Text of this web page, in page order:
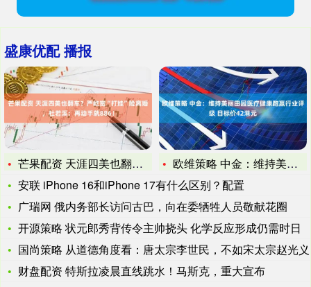
盛康优配 播报
芒果配资 天涯四美也翻车？严屹宽“打娃”险离婚，杜若溪：再动
欧维策略 中金：维持美丽田园医疗健康跑赢行业评级 目标价42
安联 iPhone 16和iPhone 17有什么区别？配置
广瑞网 俄内务部长访问古巴，向在委牺牲人员敬献花圈
开源策略 状元郎秀背传令主帅挠头 化学反应形成仍需时日
国尚策略 从道德角度看：唐太宗李世民，不如宋太宗赵光义
财盘配资 特斯拉凌晨直线跳水！马斯克，重大宣布